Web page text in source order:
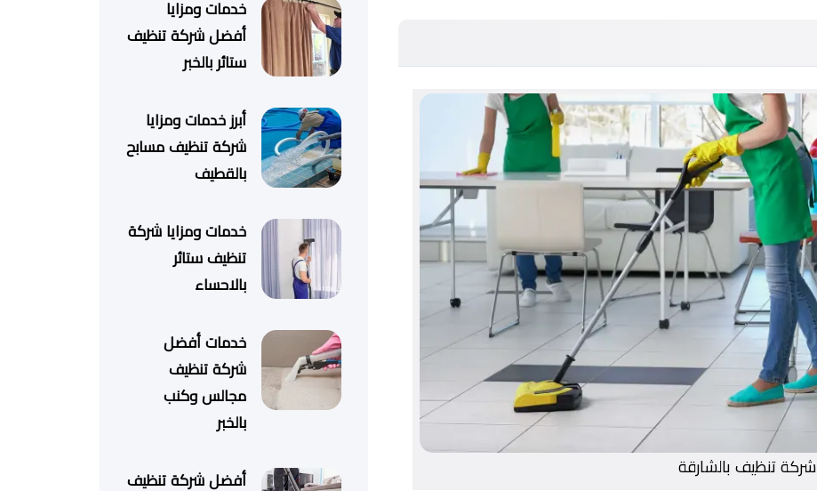
شركة تنظيف بالشارقة
خدمات ومزايا
أفضل شركة تنظيف
ستائر بالخبر
أبرز خدمات ومزايا
شركة تنظيف مسابح
بالقطيف
خدمات ومزايا شركة
تنظيف ستائر
بالاحساء
خدمات أفضل
شركة تنظيف
مجالس وكنب
بالخبر
أفضل شركة تنظيف